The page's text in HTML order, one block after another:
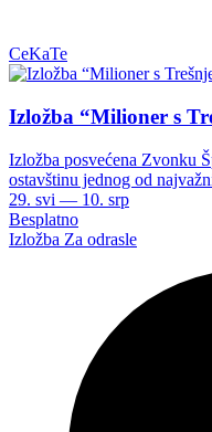
CeKaTe
Izložba “Milioner s
Izložba posvećena Zvonku
ostavštinu jednog od
29. svi — 10. srp
Besplatno
Izložba Za odrasle